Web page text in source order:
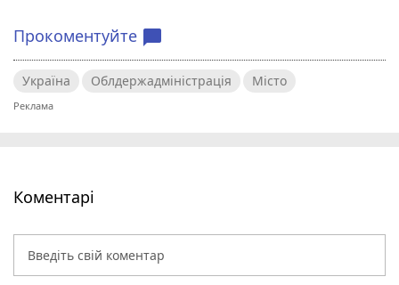
Прокоментуйте chat_bubble
Україна Облдержадміністрація Місто
Коментарі